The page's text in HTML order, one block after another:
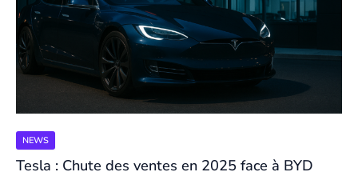
NEWS
Tesla : Chute des ventes en 2025 face à BYD